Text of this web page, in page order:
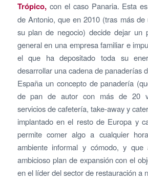
Trópico, con el caso Panaria. Esta
de Antonio, que en 2010 (tras más
su plan de negocio) decide dejar un
general en una empresa familiar e
el que ha depositado toda su
desarrollar una cadena de panaderías
España un concepto de panadería
de pan de autor con más de 20
servicios de cafetería, take-away y
implantado en el resto de Europa y
permite comer algo a cualquier
ambiente informal y cómodo, y
ambicioso plan de expansión con el
en el líder del sector de restauración a